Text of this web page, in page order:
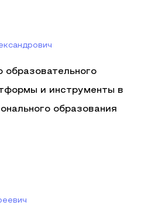
и инструменты в
образования